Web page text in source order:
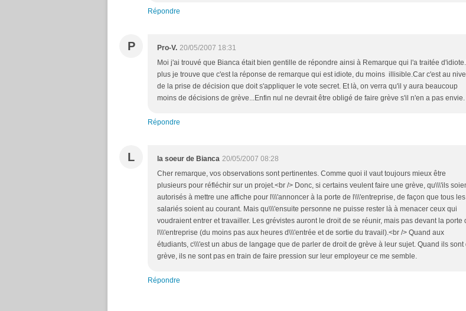
Répondre
P Pro-V. 20/05/2007 18:31
Moi j'ai trouvé que Bianca était bien gentille de répondre ainsi à Remarque qui l'a traitée
plus je trouve que c'est la réponse de remarque qui est idiote, du moins illisible.Car c'est au
de la prise de décision que doit s'appliquer le vote secret. Et là, on verra qu'il y aura beaucoup
moins de décisions de grève...Enfin nul ne devrait être obligé de faire grève s'il n'en a pas envie.
Répondre
L la soeur de Bianca 20/05/2007 08:28
Cher remarque, vos observations sont pertinentes. Comme quoi il vaut toujours mieux être
plusieurs pour réfléchir sur un projet.<br /> Donc, si certains veulent faire une grève, qu\\\'ils
autorisés à mettre une affiche pour l\\\'annoncer à la porte de l\\\'entreprise, de façon que tous les
salariés soient au courant. Mais qu\\\'ensuite personne ne puisse rester là à menacer ceux qui
voudraient entrer et travailler. Les grévistes auront le droit de se réunir, mais pas devant la porte
l\\\'entreprise (du moins pas aux heures d\\\'entrée et de sortie du travail).<br /> Quand aux
étudiants, c\\\'est un abus de langage que de parler de droit de grève à leur sujet. Quand ils sont
grève, ils ne sont pas en train de faire pression sur leur employeur ce me semble.
Répondre